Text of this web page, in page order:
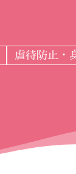
虐待防止・